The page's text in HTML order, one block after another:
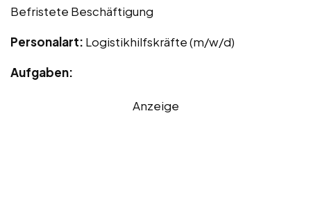
Befristete Beschäftigung
Personalart: Logistikhilfskräfte (m/w/d)
Aufgaben:
Anzeige